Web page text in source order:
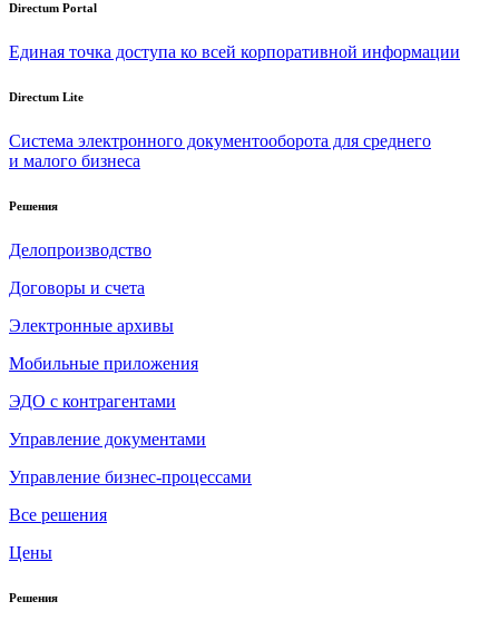
Directum Portal
Единая точка доступа ко всей корпоративной информации
Directum Lite
Система электронного документооборота для среднего
и малого бизнеса
Решения
Делопроизводство
Договоры и счета
Электронные архивы
Мобильные приложения
ЭДО с контрагентами
Управление документами
Управление бизнес-процессами
Все решения
Цены
Решения